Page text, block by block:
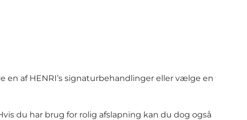
af HENRI’s signaturbehandlinger eller vælge en
du har brug for rolig afslapning kan du dog også